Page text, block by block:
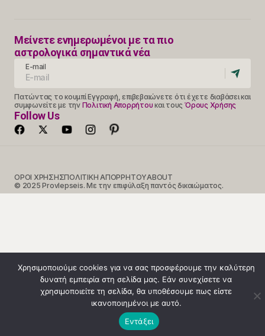
Μείνετε ενημερωμένοι με τα πιο
αστρολογικά σημαντικά νέα
E-mail
Πατώντας το κουμπί Εγγραφή, επιβεβαιώνετε ότι έχετε διαβάσει και
συμφωνείτε με την Πολιτική Απορρήτου και τους Όρους Χρήσης
Follow Us
ΟΡΟΙ ΧΡΗΣΗΣΠΟΛΙΤΙΚΗ ΑΠΟΡΡΗΤΟΥABOUT
© 2025 Provlepseis. Με την επιφύλαξη παντός δικαιώματος.
Κλήση 14990
Χρησιμοποιούμε cookies για να σας προσφέρουμε την καλύτερη
δυνατή εμπειρία στη σελίδα μας. Εάν συνεχίσετε να
χρησιμοποιείτε τη σελίδα, θα υποθέσουμε πως είστε
ικανοποιημένοι με αυτό.
Εντάξει